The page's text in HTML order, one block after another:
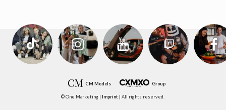
CM Models Group
© One Marketing |Imprint | All rights reserved.